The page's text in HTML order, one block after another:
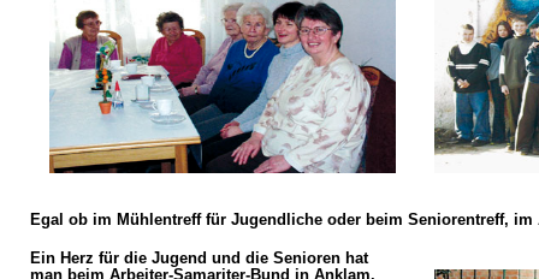
Egal ob im Mühlentreff für Jugendliche oder beim Seniorentreff,
Ein Herz für die Jugend und die Senioren hat
man beim Arbeiter-Samariter-Bund in Anklam.